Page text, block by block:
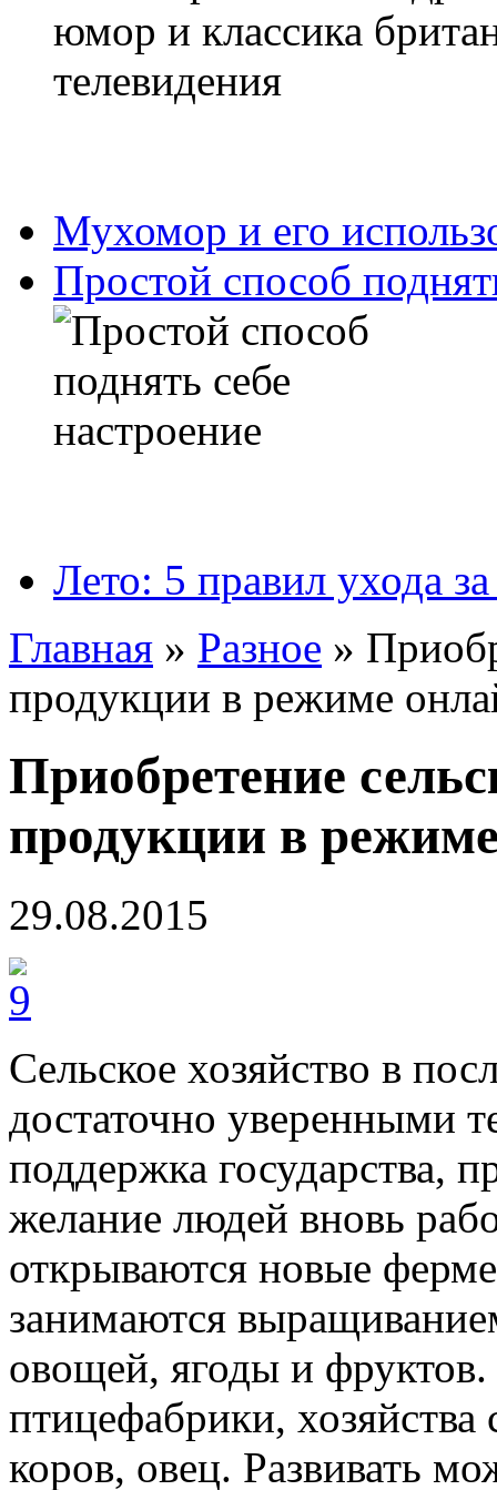
Мухомор и его
Простой способ
Лето: 5 правил ухода
Главная » Разное »
продукции в режиме
Приобретение
продукции в
29.08.2015
Сельское хозяйство в
достаточно уверенными
поддержка государства,
желание людей вновь
открываются новые
занимаются
овощей, ягоды и
птицефабрики,
коров, овец. Развивать